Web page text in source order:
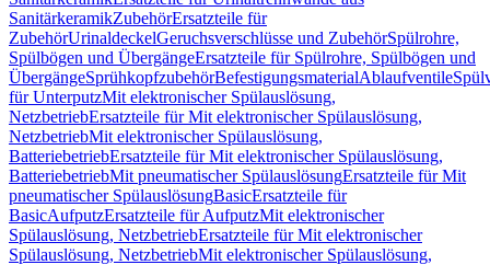
SanitärkeramikZubehörErsatzteile für
ZubehörUrinaldeckelGeruchsverschlüsse und ZubehörSpülrohre,
Spülbögen und ÜbergängeErsatzteile für Spülrohre, Spülbögen und
ÜbergängeSprühkopfzubehörBefestigungsmaterialAblaufventile
für UnterputzMit elektronischer Spülauslösung,
NetzbetriebErsatzteile für Mit elektronischer Spülauslösung,
NetzbetriebMit elektronischer Spülauslösung,
BatteriebetriebErsatzteile für Mit elektronischer Spülauslösung,
BatteriebetriebMit pneumatischer SpülauslösungErsatzteile für Mit
pneumatischer SpülauslösungBasicErsatzteile für
BasicAufputzErsatzteile für AufputzMit elektronischer
Spülauslösung, NetzbetriebErsatzteile für Mit elektronischer
Spülauslösung, NetzbetriebMit elektronischer Spülauslösung,